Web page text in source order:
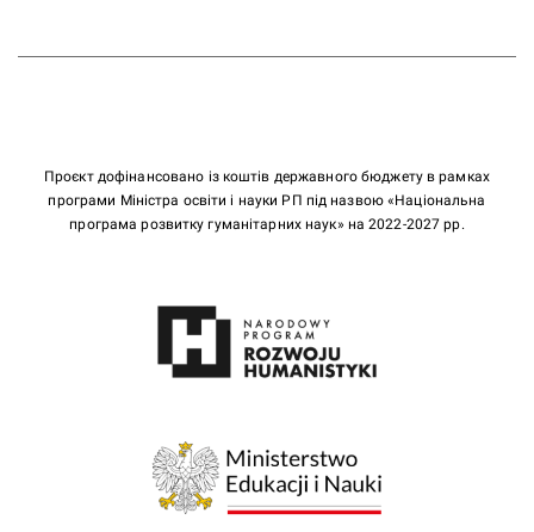
Проєкт дофінансовано із коштів державного бюджету в рамках
програми Міністра освіти і науки РП під назвою «Національна
програма розвитку гуманітарних наук» на 2022-2027 рр.